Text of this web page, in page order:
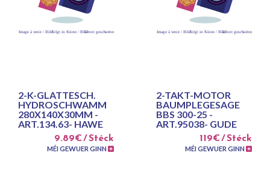
2-K-GLATTESCH.
HYDROSCHWAMM
280X140X30MM -
ART.134.63- HAWE
9.89€ / Stéck
MÉI GEWUER GINN
2-TAKT-MOTOR
BAUMPLEGESAGE
BBS 300-25 -
ART.95038- GUDE
119€ / Stéck
MÉI GEWUER GINN